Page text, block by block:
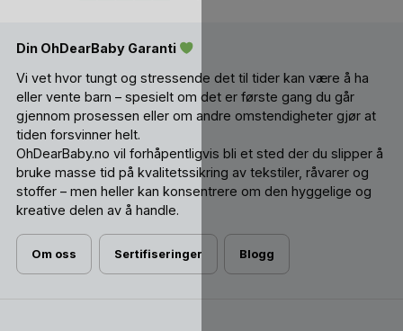
Din OhDearBaby Garanti
Vi vet hvor tungt og stressende det til tider kan være å ha
eller vente barn – spesielt om det er første gang du går
gjennom prosessen eller om andre omstendigheter gjør at
tiden forsvinner helt.
OhDearBaby.no vil forhåpentligvis bli et sted der du slipper å
bruke masse tid på kvalitetssikring av tekstiler, råvarer og
stoffer – men heller kan konsentrere om den hyggelige og
kreative delen av å handle.
Om oss Sertifiseringer Blogg